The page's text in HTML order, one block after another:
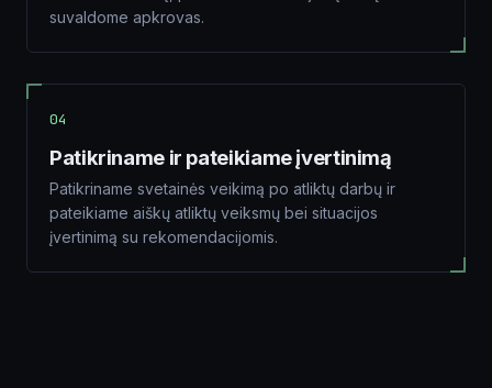
suvaldome apkrovas.
04
Patikriname ir pateikiame įvertinimą
Patikriname svetainės veikimą po atliktų darbų ir
pateikiame aiškų atliktų veiksmų bei situacijos
įvertinimą su rekomendacijomis.